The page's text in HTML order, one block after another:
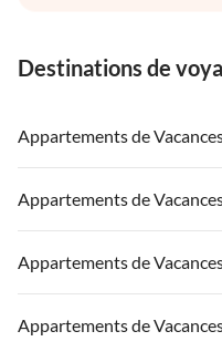
Destinations de
Appartements de
Appartements de Vacances à
Appartements de Vacances à
Appartements de Vacances à Paris
Appartements de
Appartements de Vacances à
Appartements de Vacances à
Appartements de Vacances à Paris
Appartements de
Appartements de Vacances à
Appartements de